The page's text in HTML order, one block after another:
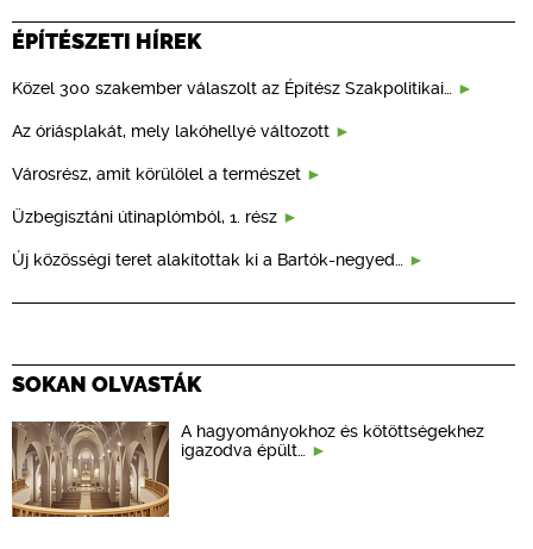
ÉPÍTÉSZETI HÍREK
Közel 300 szakember válaszolt az Építész Szakpolitikai…
Az óriásplakát, mely lakóhellyé változott
Városrész, amit körülölel a természet
Üzbegisztáni útinaplómból, 1. rész
Új közösségi teret alakítottak ki a Bartók-negyed…
SOKAN OLVASTÁK
A hagyományokhoz és kötöttségekhez
igazodva épült…